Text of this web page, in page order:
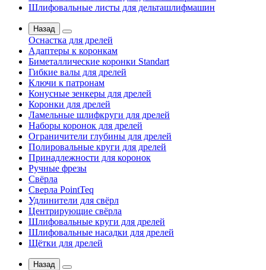
Шлифовальные листы для дельташлифмашин
Назад
Оснастка для дрелей
Адаптеры к коронкам
Биметаллические коронки Standart
Гибкие валы для дрелей
Ключи к патронам
Конусные зенкеры для дрелей
Коронки для дрелей
Ламельные шлифкруги для дрелей
Наборы коронок для дрелей
Ограничители глубины для дрелей
Полировальные круги для дрелей
Принадлежности для коронок
Ручные фрезы
Свёрла
Сверла PointTeq
Удлинители для свёрл
Центрирующие свёрла
Шлифовальные круги для дрелей
Шлифовальные насадки для дрелей
Щётки для дрелей
Назад